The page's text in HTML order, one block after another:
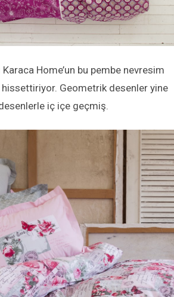
Home’un bu pembe nevresim
hissettiriyor. Geometrik desenler yine
iç içe geçmiş.